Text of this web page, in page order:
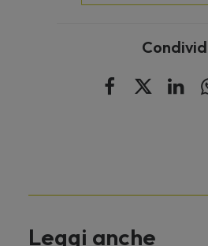
Leggi anche